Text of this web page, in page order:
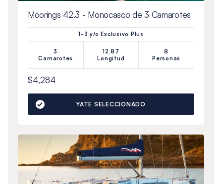
Moorings 42.3 - Monocasco de 3 Camarotes
1-3 y/o Exclusivo Plus
3
Camarotes
12.87
Longitud
8
Personas
$4,284
YATE SELECCIONADO